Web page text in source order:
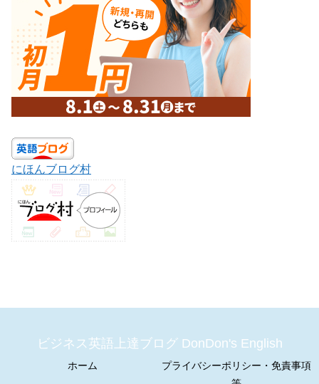
にほんブログ村
ビジネス英語上達ブログ DonDon's English
ホーム
プライバシーポリシー・免責事項